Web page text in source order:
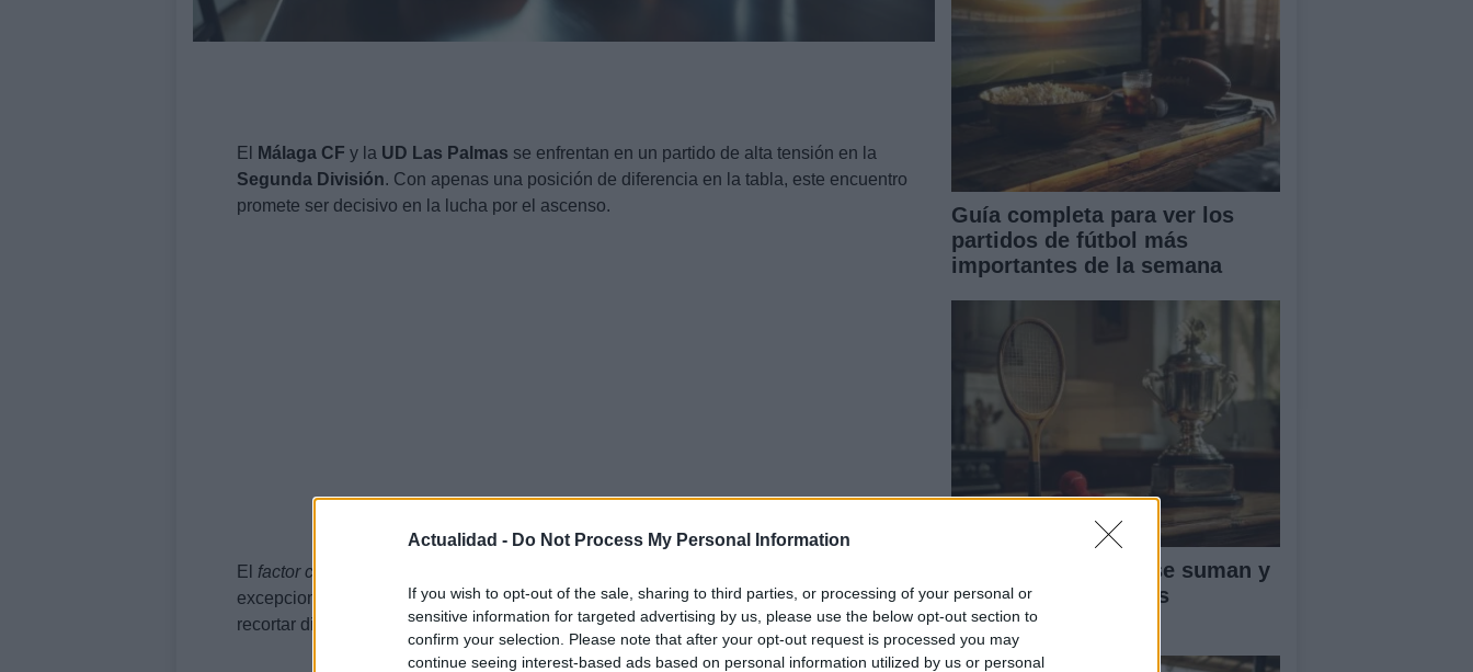
Actualidad - Do Not Process My Personal Information
If you wish to opt-out of the sale, sharing to third parties, or processing of your personal or
sensitive information for targeted advertising by us, please use the below opt-out section to
confirm your selection. Please note that after your opt-out request is processed you may
continue seeing interest-based ads based on personal information utilized by us or personal
El Málaga CF y la UD Las Palmas se enfrentan en un partido de alta tensión en la
Segunda División. Con apenas una posición de diferencia en la tabla, este encuentro
promete ser decisivo en la lucha por el ascenso.
El factor campo
excepcional. Por su parte, Las Palmas buscará aprovechar cualquier error para
recortar distancias y mantener sus aspiraciones.
Guía completa para ver los
partidos de fútbol más
importantes de la semana
Puntos ATP: cómo se suman y
defienden en el tenis
profesional